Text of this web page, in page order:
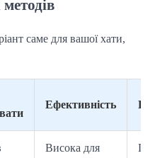
саме для вашої хати,
Ефективність
Висока для